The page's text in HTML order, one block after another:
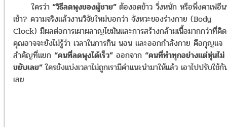
ใครว่า “วิธีลดพุงของผู้ชาย” ต้องอดข้าว วิ่งหนัก หรือพึ่งคาเฟอี
เช้า? ความจริงแล้วงานวิจัยใหม่บอกว่า จังหวะของร่างกาย (Body
Clock) มีผลต่อการเผาผลาญไขมันและการสร้างกล้ามเนื้อมากกว่าที่คิด
คุณอาจจะยังไม่รู้ว่า เวลาในการกิน นอน และออกกำลังกาย คือกุญแจ
สำคัญที่แยก “คนที่ลดพุงได้เร็ว” ออกจาก “คนที่ทำทุกอย่างแต่หุ่นไม่
ขยับเลย”ใครยังแบ่งเวลาไม่ถูกเรามีคำแนะนำมาให้แล้ว เอาไปปรับใช้กั
เลย